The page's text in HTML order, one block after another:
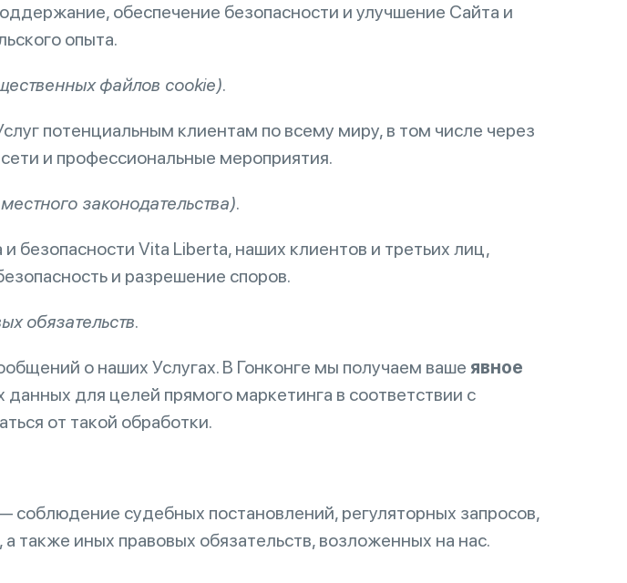
обеспечение безопасности и улучшение Сайта и
опыта.
файлов cookie).
потенциальным клиентам по всему миру, в том числе через
и профессиональные мероприятия.
законодательства).
безопасности Vita Liberta, наших клиентов и третьих лиц,
и разрешение споров.
обязательств.
о наших Услугах. В Гонконге мы получаем ваше явное
данных для целей прямого маркетинга в соответствии с
от такой обработки.
соблюдение судебных постановлений, регуляторных запросов,
также иных правовых обязательств, возложенных на нас.